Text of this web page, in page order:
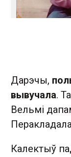
Дарэчы,
вывучала.
Вельмі
Калектыў